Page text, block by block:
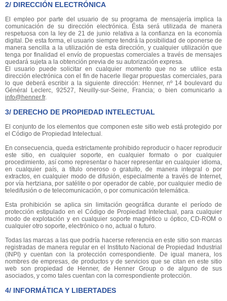
2/ DIRECCIÓN ELECTRÓNICA
El empleo por parte del usuario de su programa de mensajería implica la
comunicación de su dirección electrónica. Ésta será utilizada de manera
respetuosa con la ley de 21 de junio relativa a la confianza en la economía
digital. De esta forma, el usuario siempre tendrá la posibilidad de oponerse de
manera sencilla a la utilización de esta dirección, y cualquier utilización que
tenga por finalidad el envío de propuestas comerciales a través de mensajes
quedará sujeta a la obtención previa de su autorización expresa.
El usuario puede solicitar en cualquier momento que no se utilice esta
dirección electrónica con el fin de hacerle llegar propuestas comerciales, para
lo que deberá escribir a la siguiente dirección: Henner, nº 14 boulevard du
Général Leclerc, 92527, Neuilly-sur-Seine, Francia; o bien comunicarlo a
info@henner.fr.
3/ DERECHO DE PROPIEDAD INTELECTUAL
El conjunto de los elementos que componen este sitio web está protegido por
el Código de Propiedad Intelectual.
En consecuencia, queda estrictamente prohibido reproducir o hacer reproducir
este sitio, en cualquier soporte, en cualquier formato o por cualquier
procedimiento, así como representar o hacer representar en cualquier idioma,
en cualquier país, a título oneroso o gratuito, de manera integral o por
extractos, en cualquier modo de difusión, especialmente a través de Internet,
por vía hertziana, por satélite o por operador de cable, por cualquier medio de
teledifusión o de telecomunicación, o por comunicación telemática.
Esta prohibición se aplica sin limitación geográfica durante el período de
protección estipulado en el Código de Propiedad Intelectual, para cualquier
modo de explotación y en cualquier soporte magnético u óptico, CD-ROM o
cualquier otro soporte, electrónico o no, actual o futuro.
Todas las marcas a las que podría hacerse referencia en este sitio son marcas
registradas de manera regular en el Instituto Nacional de Propiedad Industrial
(INPI) y cuentan con la protección correspondiente. De igual manera, los
nombres de empresas, de productos y de servicios que se citan en este sitio
web son propiedad de Henner, de Henner Group o de alguno de sus
asociados, y como tales cuentan con la correspondiente protección.
4/ INFORMÁTICA Y LIBERTADES